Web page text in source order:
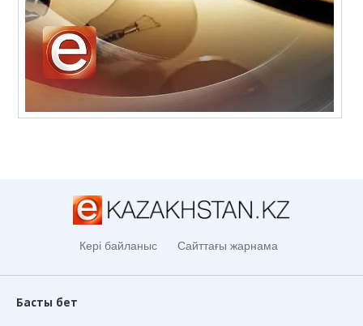
Кері байланыс Сайттағы жарнама
Басты бет